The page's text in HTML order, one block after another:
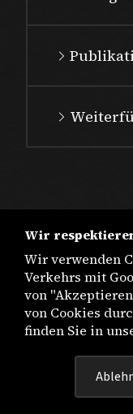
Wir
Wir verwenden
Verkehrs mit
von
von Cookies
finden Sie in